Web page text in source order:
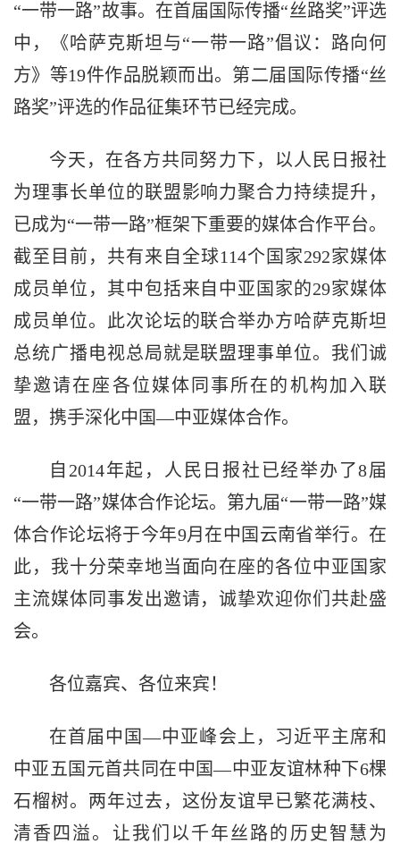
“一带一路”故事。在首届国际传播“丝路奖”评选
中，《哈萨克斯坦与“一带一路”倡议：路向何
方》等19件作品脱颖而出。第二届国际传播“丝
路奖”评选的作品征集环节已经完成。
今天，在各方共同努力下，以人民日报社
为理事长单位的联盟影响力聚合力持续提升，
已成为“一带一路”框架下重要的媒体合作平台。
截至目前，共有来自全球114个国家292家媒体
成员单位，其中包括来自中亚国家的29家媒体
成员单位。此次论坛的联合举办方哈萨克斯坦
总统广播电视总局就是联盟理事单位。我们诚
挚邀请在座各位媒体同事所在的机构加入联
盟，携手深化中国—中亚媒体合作。
自2014年起，人民日报社已经举办了8届
“一带一路”媒体合作论坛。第九届“一带一路”媒
体合作论坛将于今年9月在中国云南省举行。在
此，我十分荣幸地当面向在座的各位中亚国家
主流媒体同事发出邀请，诚挚欢迎你们共赴盛
会。
各位嘉宾、各位来宾！
在首届中国—中亚峰会上，习近平主席和
中亚五国元首共同在中国—中亚友谊林种下6棵
石榴树。两年过去，这份友谊早已繁花满枝、
清香四溢。让我们以千年丝路的历史智慧为